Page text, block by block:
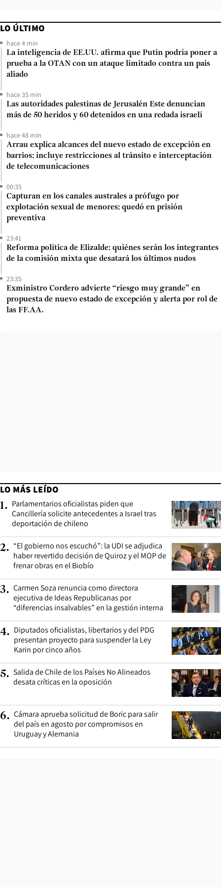
LO ÚLTIMO
hace 4 min
La inteligencia de EE.UU. afirma que Putin podría poner a
prueba a la OTAN con un ataque limitado contra un país
aliado
hace 35 min
Las autoridades palestinas de Jerusalén Este denuncian
más de 50 heridos y 60 detenidos en una redada israelí
hace 48 min
Arrau explica alcances del nuevo estado de excepción en
barrios: incluye restricciones al tránsito e interceptación
de telecomunicaciones
00:35
Capturan en los canales australes a prófugo por
explotación sexual de menores: quedó en prisión
preventiva
23:41
Reforma política de Elizalde: quiénes serán los integrantes
de la comisión mixta que desatará los últimos nudos
23:35
Exministro Cordero advierte “riesgo muy grande” en
propuesta de nuevo estado de excepción y alerta por rol de
las FF.AA.
LO MÁS LEÍDO
1. Parlamentarios oficialistas piden que
Cancillería solicite antecedentes a Israel tras
deportación de chileno
2. “El gobierno nos escuchó”: la UDI se adjudica
haber revertido decisión de Quiroz y el MOP de
frenar obras en el Biobío
3. Carmen Soza renuncia como directora
ejecutiva de Ideas Republicanas por
“diferencias insalvables” en la gestión interna
4. Diputados oficialistas, libertarios y del PDG
presentan proyecto para suspender la Ley
Karin por cinco años
5. Salida de Chile de los Países No Alineados
desata críticas en la oposición
6. Cámara aprueba solicitud de Boric para salir
del país en agosto por compromisos en
Uruguay y Alemania